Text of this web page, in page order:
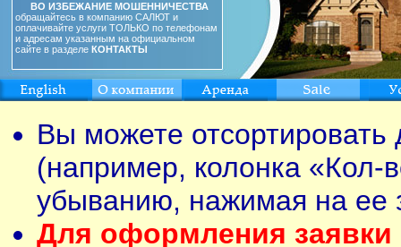
ВО ИЗБЕЖАНИЕ МОШЕННИЧЕСТВА
обращайтесь в компанию САЛЮТ и
оплачивайте услуги ТОЛЬКО по телефонам
и адресам указанным на официальном
сайте в разделе КОНТАКТЫ
Вы можете
(например, колонка «Кол-
убыванию, нажимая на ее
Для оформления заявки